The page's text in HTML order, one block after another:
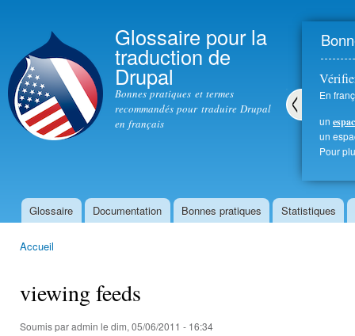
Glossaire pour la
traduction de
Drupal
Bonnes pratiques et termes
recommandés pour traduire Drupal
en français
En
un
un
Pour
Menu principal
Glossaire Documentation Bonnes pratiques Statistiques
Accueil
viewing feeds
Soumis paradmin le dim, 05/06/2011 - 16:34